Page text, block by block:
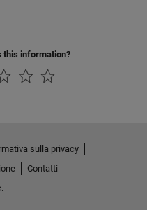
this information?
sulla privacy
Contatti